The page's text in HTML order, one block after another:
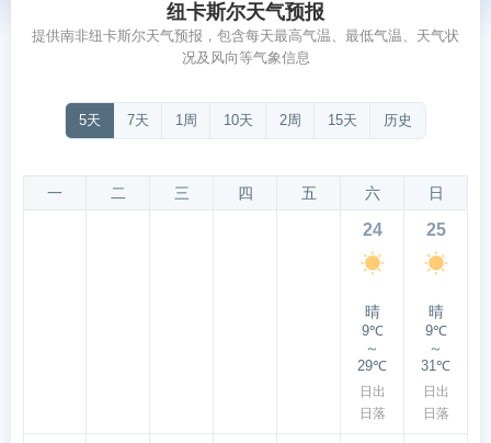
纽卡斯尔天气预报
提供南非纽卡斯尔天气预报，包含每天最高气温、最低气温、天气状
况及风向等气象信息
5天 7天 1周 10天 2周 15天 历史
一 二 三 四 五 六 日
24
晴
9℃
～
29℃
日出
日落
25
晴
9℃
～
31℃
日出
日落